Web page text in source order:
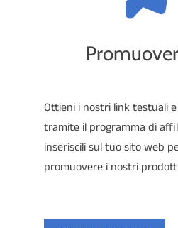
Ottieni i nostri link testuali
tramite il programma di
inseriscili sul tuo sito web
promuovere i nostri